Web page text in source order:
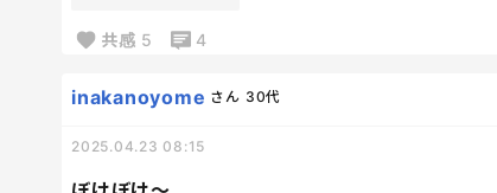
共感 5 4
inakanoyome さん 30代
2025.04.23 08:15